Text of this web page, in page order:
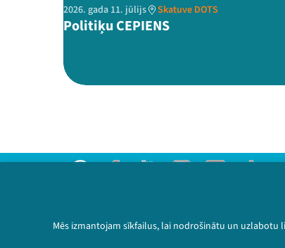
Mēs izmantojam sīkfailus, lai nodrošinātu un
2026. gada 11. jūlijs Skatuve DOTS
Politiķu CEPIENS
Privātuma politika
Lietošanas noteikumi un sīkdatņu